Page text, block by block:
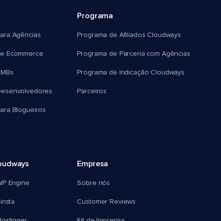
Agências
Ecommerce
Blogueiros
Programa
Programa de Afiliados Cloudways
Programa de Parceria com Agências
Programa de Indicação Cloudways
Parceiros
Engine
Empresa
Sobre nós
Customer Reviews